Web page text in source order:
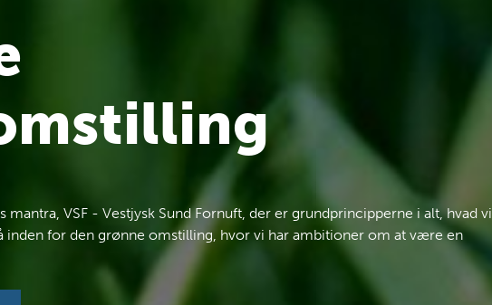
mantra, VSF - Vestjysk Sund Fornuft, der er grundprincipperne i alt, hvad vi
inden for den grønne omstilling, hvor vi har ambitioner om at være en